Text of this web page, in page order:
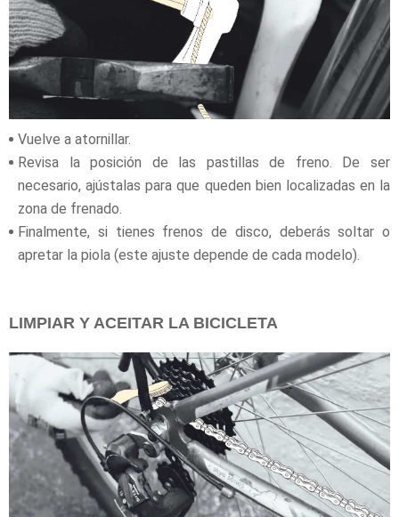
Vuelve a atornillar.
Revisa la posición de las pastillas de freno. De ser
necesario, ajústalas para que queden bien localizadas en la
zona de frenado.
Finalmente, si tienes frenos de disco, deberás soltar o
apretar la piola (este ajuste depende de cada modelo).
LIMPIAR Y ACEITAR LA BICICLETA